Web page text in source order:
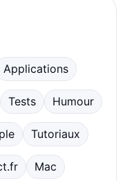
Applications
Tests Humour
Tutoriaux
Mac